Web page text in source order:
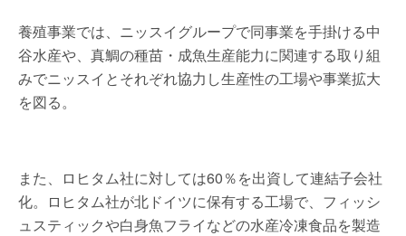
養殖事業では、ニッスイグループで同事業を手掛ける中
谷水産や、真鯛の種苗・成魚生産能力に関連する取り組
みでニッスイとそれぞれ協力し生産性の工場や事業拡大
を図る。
また、ロヒタム社に対しては60％を出資して連結子会社
化。ロヒタム社が北ドイツに保有する工場で、フィッシ
ュスティックや白身魚フライなどの水産冷凍食品を製造